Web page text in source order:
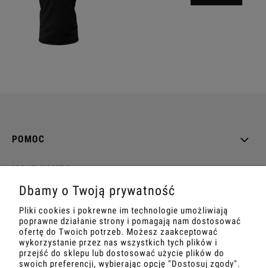
POMOC
MOJE KONTO
PŁATNOŚCI I DOSTAWA
INFORMACJE
O NAS
Dbamy o Twoją prywatność
Pliki cookies i pokrewne im technologie umożliwiają
poprawne działanie strony i pomagają nam dostosować
ofertę do Twoich potrzeb. Możesz zaakceptować
wykorzystanie przez nas wszystkich tych plików i
przejść do sklepu lub dostosować użycie plików do
swoich preferencji, wybierając opcję "Dostosuj zgody".